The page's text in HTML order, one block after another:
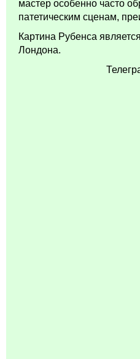
мастер особенно часто
патетическим сценам,
Картина Рубенса
Лондона.